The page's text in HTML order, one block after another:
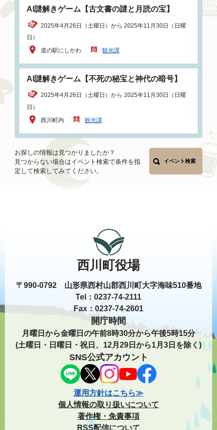
AI謎解きゲーム【古文書の謎と月読の宝】
2025年4月26日（土曜日）から 2025年11月30日（日曜
日）
道の駅にしかわ
観光課
AI謎解きゲーム【不死の秘宝と神代の暗号】
2025年4月26日（土曜日）から 2025年11月30日（日曜
日）
西川町内
観光課
お探しの情報は見つかりましたか？
見つからない場合はイベント検索で条件を指
定して検索してみてください。
イベント検索
西川町役場
〒990-0792 山形県西村山郡西川町大字海味510番地
Tel：0237-74-2111
Fax：0237-74-2601
開庁時間
月曜日から金曜日の午前8時30分から午後5時15分
(土曜日・日曜日・祝日、12月29日から1月3日を除く)
SNS公式アカウント
運用方針はこちら≫
個人情報の取り扱いについて
著作権・免責事項
RSS配信について